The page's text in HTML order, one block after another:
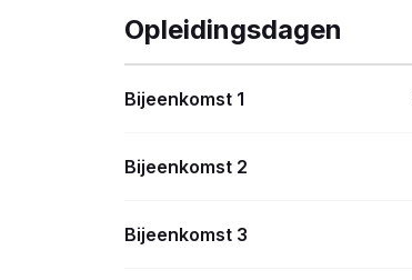
Opleidingsdagen
Bijeenkomst 1
Bijeenkomst 2
Bijeenkomst 3